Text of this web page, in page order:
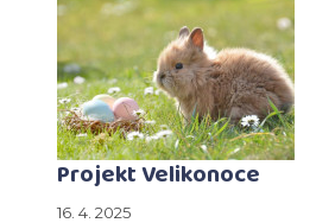
Projekt Velikonoce
16. 4. 2025